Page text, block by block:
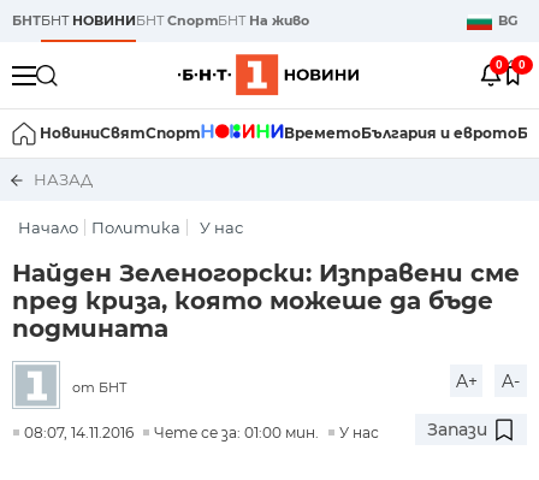
БНТБНТ НОВИНИБНТСпортБНТ На живо BG
0 0
НовиниСвятСпорт ВреметоБългария и еврото
НАЗАД
Начало Политика У нас
Найден Зеленогорски: Изправени сме
пред криза, която можеше да бъде
подмината
от БНТ A+ A-
08:07, 14.11.2016 Чете се за: 01:00 мин. У нас Запази